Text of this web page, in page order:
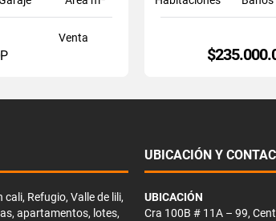
Venta
Refugio, Valle de lili,
apartamentos, lotes,
UBICACIÓN Y
UBICACIÓN
Cra 100B # 11A – 99,